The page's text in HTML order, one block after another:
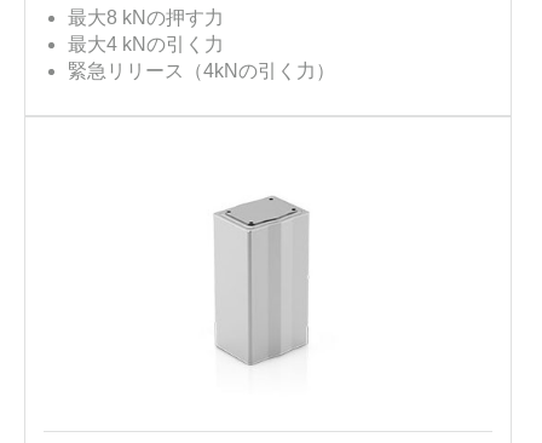
最大8 kNの押す力
最大4 kNの引く力
緊急リリース（4kNの引く力）